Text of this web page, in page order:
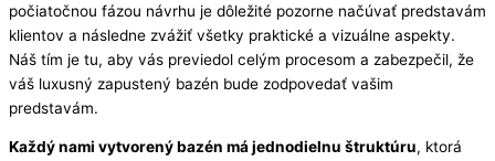
počiatočnou fázou návrhu je dôležité pozorne načúvať predstavám
klientov a následne zvážiť všetky praktické a vizuálne aspekty.
Náš tím je tu, aby vás previedol celým procesom a zabezpečil, že
váš luxusný zapustený bazén bude zodpovedať vašim
predstavám.
Každý nami vytvorený bazén má jednodielnu štruktúru, ktorá